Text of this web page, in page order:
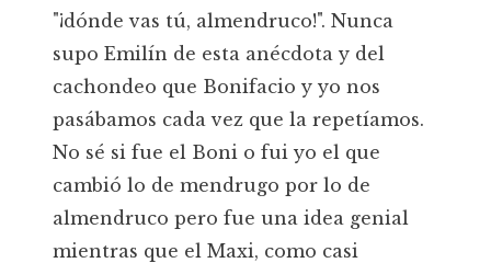
"¡dónde vas tú, almendruco!". Nunca
supo Emilín de esta anécdota y del
cachondeo que Bonifacio y yo nos
pasábamos cada vez que la repetíamos.
No sé si fue el Boni o fui yo el que
cambió lo de mendrugo por lo de
almendruco pero fue una idea genial
mientras que el Maxi, como casi